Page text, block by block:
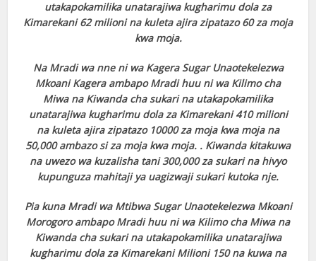
utakapokamilika unatarajiwa kugharimu dola za
Kimarekani 62 milioni na kuleta ajira zipatazo 60 za moja
kwa moja.
Na Mradi wa nne ni wa Kagera Sugar Unaotekelezwa
Mkoani Kagera ambapo Mradi huu ni wa Kilimo cha
Miwa na Kiwanda cha sukari na utakapokamilika
unatarajiwa kugharimu dola za Kimarekani 410 milioni
na kuleta ajira zipatazo 10000 za moja kwa moja na
50,000 ambazo si za moja kwa moja. . Kiwanda kitakuwa
na uwezo wa kuzalisha tani 300,000 za sukari na hivyo
kupunguza mahitaji ya uagizwaji sukari kutoka nje.
Pia kuna Mradi wa Mtibwa Sugar Unaotekelezwa Mkoani
Morogoro ambapo Mradi huu ni wa Kilimo cha Miwa na
Kiwanda cha sukari na utakapokamilika unatarajiwa
kugharimu dola za Kimarekani Milioni 150 na kuwa na